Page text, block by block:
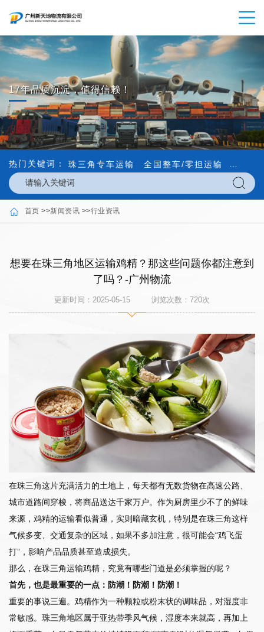
17年品质沉淀，值得信赖！
热门关键词： 珠三角专车运输 全国整车/零担运输 内外贸
首页 >>新闻资讯 >>行业资讯
想要在珠三角地区运输鸡精？那这些问题你都注意到
了吗？-广州物流
更新时间：2025-05-15 浏览次数： 720次
在珠三角这片充满活力的土地上，每天都有无数货物在高速公路、
城市道路间穿梭，将商品送达千家万户。作为厨房里少不了的鲜味
来源，鸡精的运输看似普通，实则暗藏玄机，特别是在珠三角这样
气候多变、交通复杂的区域，如果不多加注意，很可能会“鸡飞蛋
打”，影响产品品质甚至造成损失。
那么，在珠三角运输鸡精，究竟有哪些门道是必须掌握的呢？
首先，也是最重要的一点：防潮！防潮！防潮！
重要的事说三遍。鸡精作为一种颗粒或粉末状的调味品，对湿度非
常敏感。 珠三角地区属于亚热带季风气候，湿度本来就高，再加上